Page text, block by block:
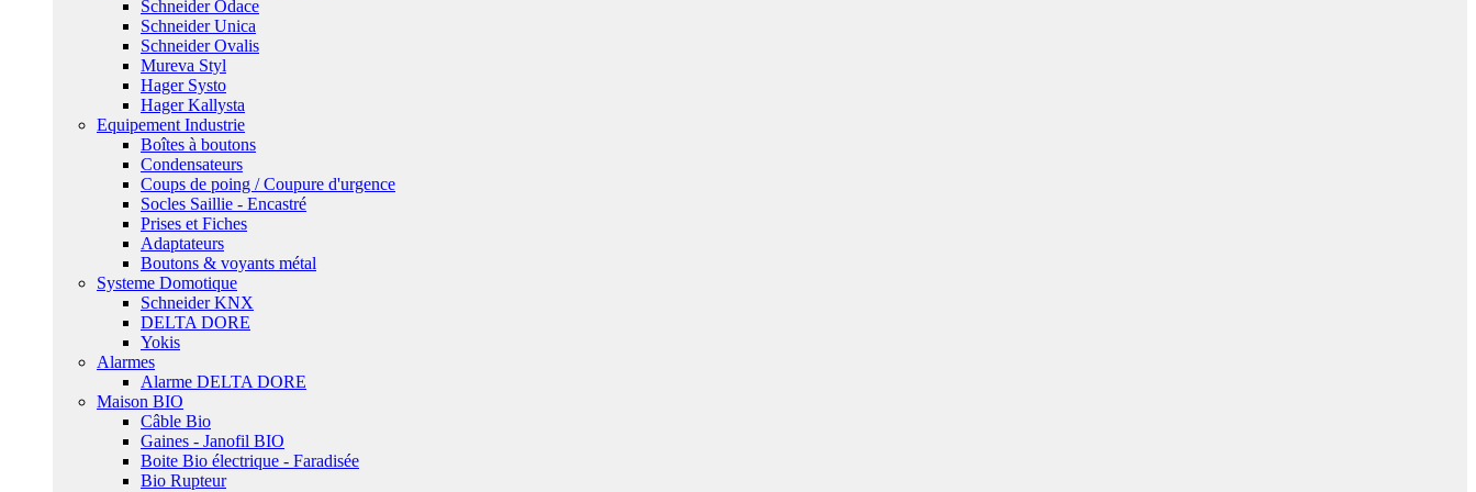
Schneider Odace
Schneider Unica
Schneider Ovalis
Mureva Styl
Hager Systo
Hager Kallysta
Equipement Industrie
Boîtes à boutons
Condensateurs
Coups de poing / Coupure d'urgence
Socles Saillie - Encastré
Prises et Fiches
Adaptateurs
Boutons & voyants métal
Systeme Domotique
Schneider KNX
DELTA DORE
Yokis
Alarmes
Alarme DELTA DORE
Maison BIO
Câble Bio
Gaines - Janofil BIO
Boite Bio électrique - Faradisée
Bio Rupteur